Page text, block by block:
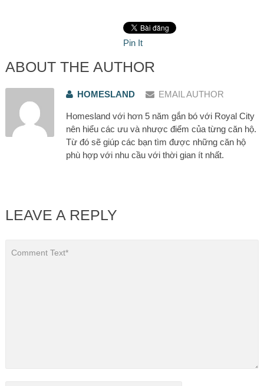
Pin It
ABOUT THE AUTHOR
HOMESLAND EMAIL AUTHOR
Homesland với hơn 5 năm gắn bó với Royal City
nên hiểu các ưu và nhược điểm của từng căn hộ.
Từ đó sẽ giúp các bạn tìm được những căn hộ
phù hợp với nhu cầu với thời gian ít nhất.
LEAVE A REPLY